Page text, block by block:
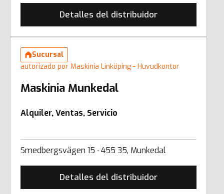
Detalles del distribuidor
Sucursal
autorizado por Maskinia Linköping - Huvudkontor
Maskinia Munkedal
Alquiler, Ventas, Servicio
Smedbergsvägen 15 ∙ 455 35, Munkedal
Detalles del distribuidor